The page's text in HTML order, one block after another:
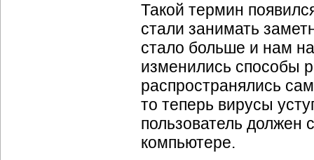
Такой термин
стали занимать
стало больше и нам
изменились способы
распространялись
то теперь вирусы
пользователь должен
компьютере.